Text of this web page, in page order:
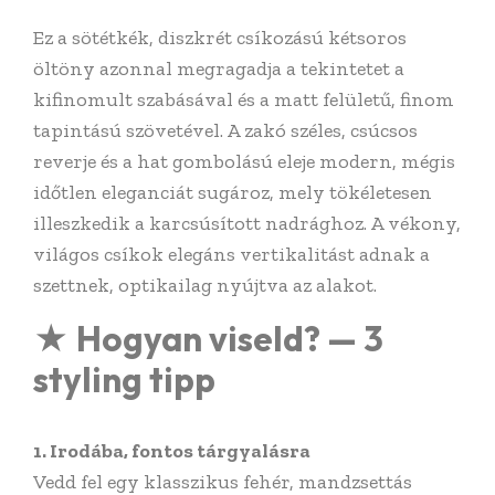
Ez a sötétkék, diszkrét csíkozású kétsoros
öltöny azonnal megragadja a tekintetet a
kifinomult szabásával és a matt felületű, finom
tapintású szövetével. A zakó széles, csúcsos
reverje és a hat gombolású eleje modern, mégis
időtlen eleganciát sugároz, mely tökéletesen
illeszkedik a karcsúsított nadrághoz. A vékony,
világos csíkok elegáns vertikalitást adnak a
szettnek, optikailag nyújtva az alakot.
★ Hogyan viseld? — 3
styling tipp
1. Irodába, fontos tárgyalásra
Vedd fel egy klasszikus fehér, mandzsettás